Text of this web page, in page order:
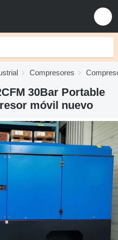
Compresores
30Bar Portable
móvil nuevo